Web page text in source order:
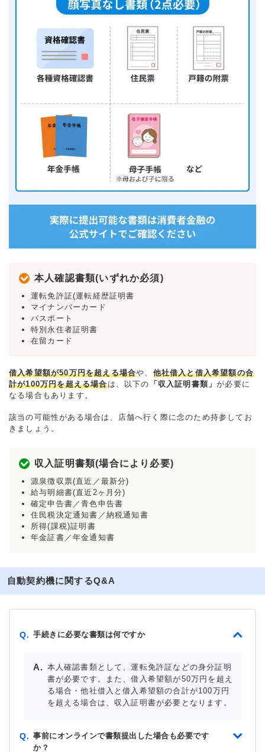
本人確認書類(いずれか必須)
運転免許証(運転経歴証明書
マイナンバーカード
パスポート
特別永住者証明書
在留カード
借入希望額が50万円を超える場合や、 他社借入と借入希望額の合
計が100万円を超える場合は、以下の 「収入証明書類」が必要に
なる場合もあります。
該当の可能性がある場合は、店舗へ行く際に念のため持参してお
きましょう。
収入証明書類(場合により必要)
源泉徴収票(直近／最新分)
給与明細書(直近2ヶ月分)
確定申告書／青色申告書
住民税決定通知書／納税通知書
所得(課税)証明書
年金証書／年金通知書
自動契約機に関するQ&A
Q. 手続きに必要な書類は何ですか
本人確認書類として、運転免許証などの身分証明
書が必要です。また、借入希望額が50万円を超え
る場合・他社借入と借入希望額の合計が100万円
を超える場合は、収入証明書が必要となります。
Q. 事前にオンラインで書類提出した場合も必要です
か？